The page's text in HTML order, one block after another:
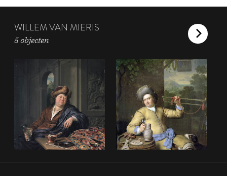
WILLEM VAN MIERIS
5 objecten